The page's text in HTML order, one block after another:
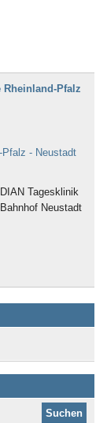
Rheinland-Pfalz
Pfalz - Neustadt
Tagesklinik
Neustadt